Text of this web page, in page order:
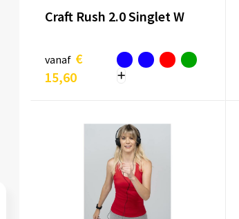
Craft Rush 2.0 Singlet W
vanaf €
15,60